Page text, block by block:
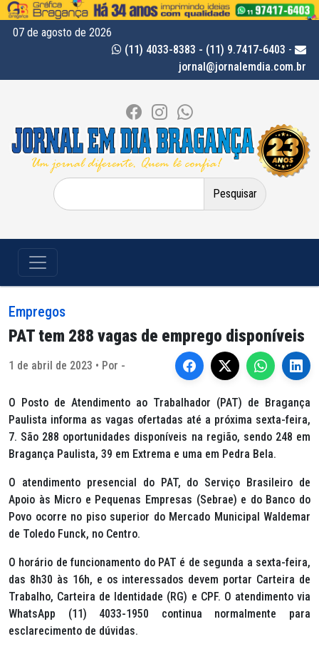
07 de agosto de 2026
(11) 4033-8383 - (11) 9.7417-6403 -
jornal@jornalemdia.com.br
Pesquisar
por:
Empregos
PAT tem 288 vagas de emprego disponíveis
1 de abril de 2023 • Por -
O Posto de Atendimento ao Trabalhador (PAT) de Bragança
Paulista informa as vagas ofertadas até a próxima sexta-feira,
7. São 288 oportunidades disponíveis na região, sendo 248 em
Bragança Paulista, 39 em Extrema e uma em Pedra Bela.
O atendimento presencial do PAT, do Serviço Brasileiro de
Apoio às Micro e Pequenas Empresas (Sebrae) e do Banco do
Povo ocorre no piso superior do Mercado Municipal Waldemar
de Toledo Funck, no Centro.
O horário de funcionamento do PAT é de segunda a sexta-feira,
das 8h30 às 16h, e os interessados devem portar Carteira de
Trabalho, Carteira de Identidade (RG) e CPF. O atendimento via
WhatsApp (11) 4033-1950 continua normalmente para
esclarecimento de dúvidas.